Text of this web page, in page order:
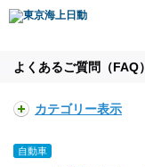
よくあるご質問（FAQ）
カテゴリー表示
自動車